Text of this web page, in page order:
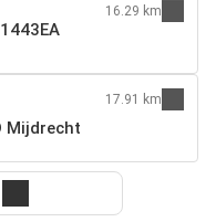
16.29 km
Mijdrecht
17.91 km